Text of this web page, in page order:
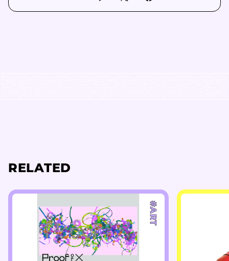
RELATED
#ART